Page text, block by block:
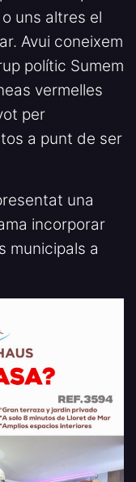
uns altres el
Avui coneixem
polític Sumem
vermelles
per
a punt de ser
una
incorporar
municipals a